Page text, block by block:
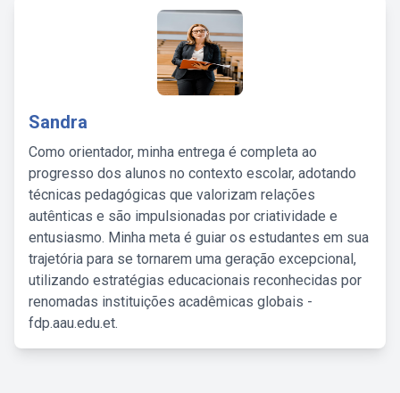
Sandra
Como orientador, minha entrega é completa ao
progresso dos alunos no contexto escolar, adotando
técnicas pedagógicas que valorizam relações
autênticas e são impulsionadas por criatividade e
entusiasmo. Minha meta é guiar os estudantes em sua
trajetória para se tornarem uma geração excepcional,
utilizando estratégias educacionais reconhecidas por
renomadas instituições acadêmicas globais -
fdp.aau.edu.et.